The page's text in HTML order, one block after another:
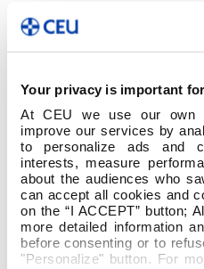
Your privacy is important
At CEU we use our own
improve our services by
to personalize ads and
interests, measure
about the audiences who
can accept all cookies and
on the “I ACCEPT” button;
more detailed information
before consenting or to
"Personalize" button. For